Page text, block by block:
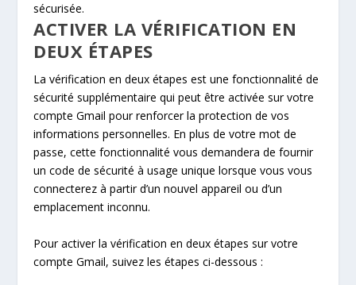
sécurisée.
ACTIVER LA VÉRIFICATION EN
DEUX ÉTAPES
La vérification en deux étapes est une fonctionnalité de
sécurité supplémentaire qui peut être activée sur votre
compte Gmail pour renforcer la protection de vos
informations personnelles. En plus de votre mot de
passe, cette fonctionnalité vous demandera de fournir
un code de sécurité à usage unique lorsque vous vous
connecterez à partir d’un nouvel appareil ou d’un
emplacement inconnu.
Pour activer la vérification en deux étapes sur votre
compte Gmail, suivez les étapes ci-dessous :